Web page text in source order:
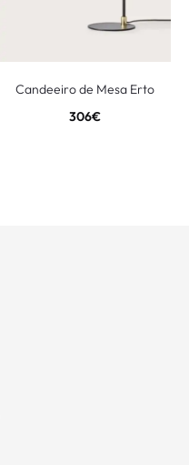
Candeeiro de Mesa Erto
306€